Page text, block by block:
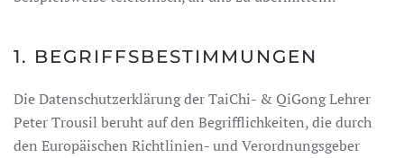
1. BEGRIFFSBESTIMMUNGEN
Die Datenschutzerklärung der TaiChi- & QiGong Lehrer
Peter Trousil beruht auf den Begrifflichkeiten, die durch
den Europäischen Richtlinien- und Verordnungsgeber